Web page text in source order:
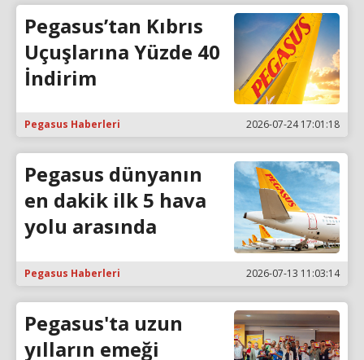
Pegasus’tan Kıbrıs
Uçuşlarına Yüzde 40
İndirim
Pegasus Haberleri 2026-07-24 17:01:18
Pegasus dünyanın
en dakik ilk 5 hava
yolu arasında
Pegasus Haberleri 2026-07-13 11:03:14
Pegasus'ta uzun
yılların emeği